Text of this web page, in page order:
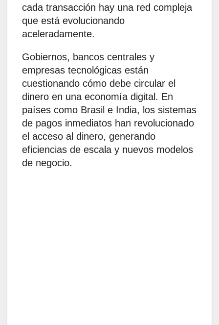
cada transacción hay una red compleja
que está evolucionando
aceleradamente.
Gobiernos, bancos centrales y
empresas tecnológicas están
cuestionando cómo debe circular el
dinero en una economía digital. En
países como Brasil e India, los sistemas
de pagos inmediatos han revolucionado
el acceso al dinero, generando
eficiencias de escala y nuevos modelos
de negocio.